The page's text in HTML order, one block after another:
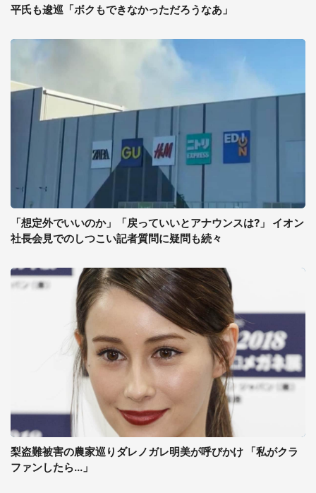
平氏も逡巡「ボクもできなかっただろうなあ」
「想定外でいいのか」「戻っていいとアナウンスは?」 イオン
社長会見でのしつこい記者質問に疑問も続々
梨盗難被害の農家巡りダレノガレ明美が呼びかけ 「私がクラ
ファンしたら...」